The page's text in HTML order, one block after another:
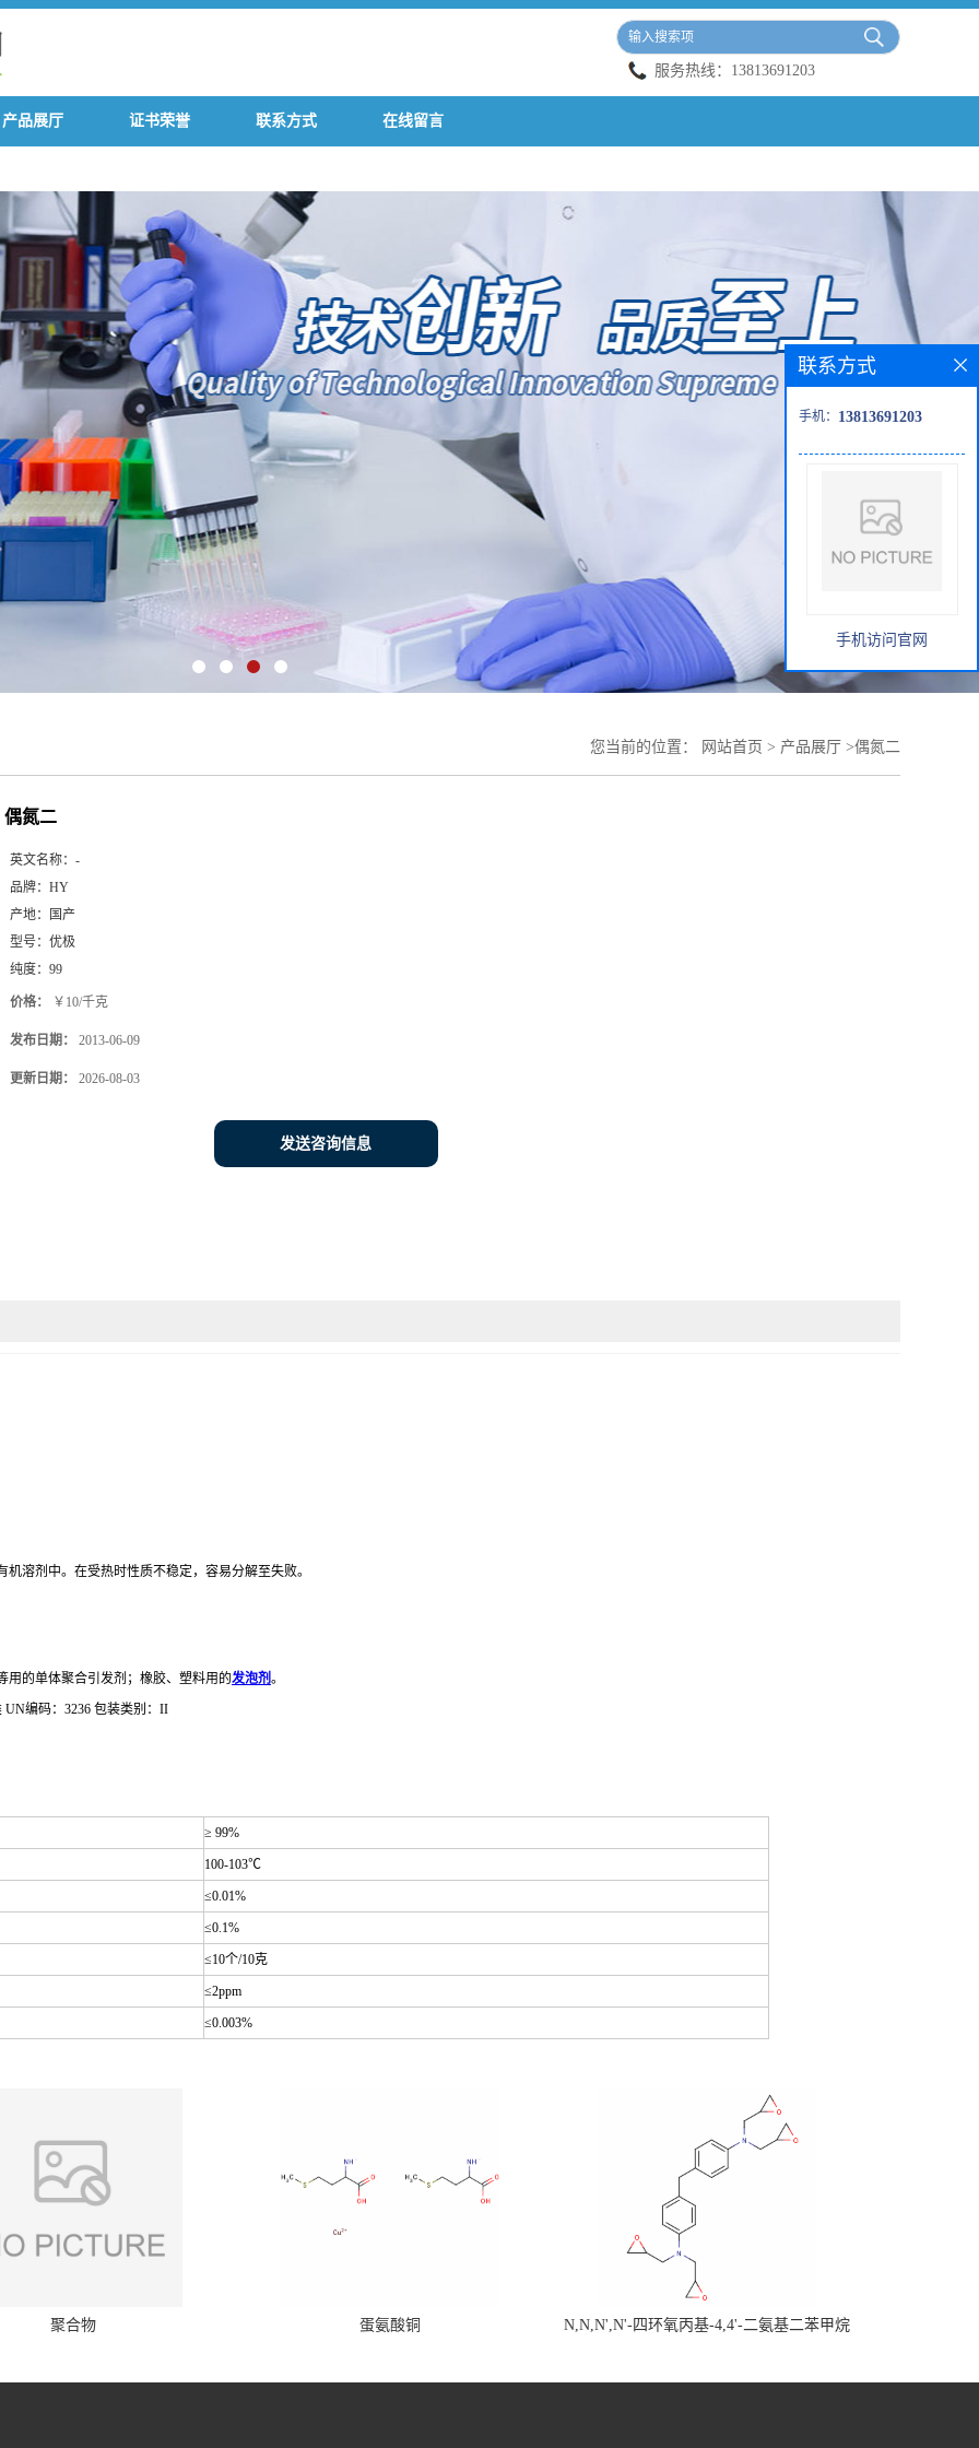
服务热线： 13813691203
产品展厅 证书荣誉 联系方式 在线留言
您当前的位置： 网站首页 > 产品展厅 >偶氮二
偶氮二
英文名称： -
品牌： HY
产地：
国产
型号： 优极
纯度： 99
价格： ￥10/千克
发布日期： 2013-06-09
更新日期： 2026-08-03
发送咨询信息
溶剂中。在受热时性质不稳定，容易分解至失败。
用的单体聚合引发剂；橡胶、塑料用的发泡剂。
编码：3236 包装类别：II
≥ 99%
100-103℃
≤0.01%
≤0.1%
≤10个/10克
≤2ppm
≤0.003%
聚合物 蛋氨酸铜 N,N,N',N'-四环氧丙基-4,4'-二氨基二苯甲烷
联系方式
手机： 13813691203
手机访问官网